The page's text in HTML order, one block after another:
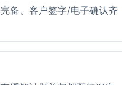
备、客户签字/电子确认齐